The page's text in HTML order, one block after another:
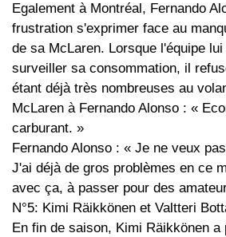
Egalement à Montréal, Fernando
frustration s'exprimer face au
de sa McLaren. Lorsque l'équipe lui
surveiller sa consommation, il
étant déjà très nombreuses au
McLaren à Fernando Alonso : «
carburant. »
Fernando Alonso : « Je ne veux
J'ai déjà de gros problèmes en ce
avec ça, à passer pour des
N°5: Kimi Räikkönen et Valtteri
En fin de saison, Kimi Räikkönen a